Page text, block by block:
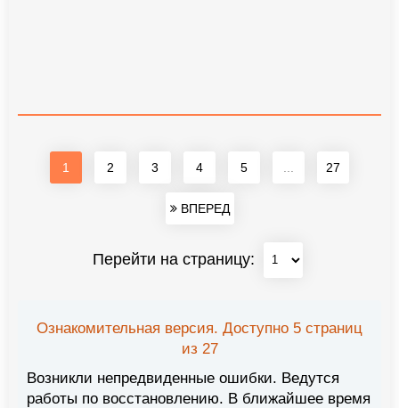
1 2 3 4 5 27
ВПЕРЕД
Перейти на страницу:
Ознакомительная версия. Доступно 5 страниц
из 27
Возникли непредвиденные ошибки. Ведутся
работы по восстановлению. В ближайшее время